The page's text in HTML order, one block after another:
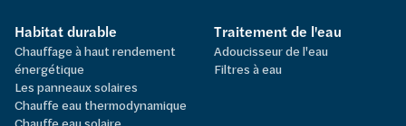
Habitat durable
Chauffage à haut rendement
énergétique
Les panneaux solaires
Chauffe eau thermodynamique
Traitement de l'eau
Adoucisseur de l'eau
Filtres à eau